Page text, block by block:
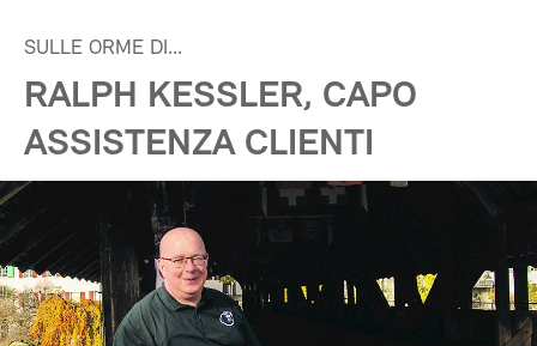
SULLE ORME DI...
RALPH KESSLER, CAPO
ASSISTENZA CLIENTI